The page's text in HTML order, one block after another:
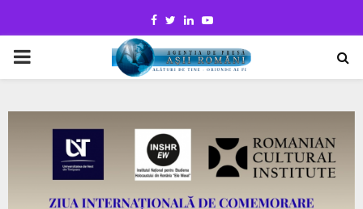
Facebook
TwitterLinkedinYoutube
PRIMARY